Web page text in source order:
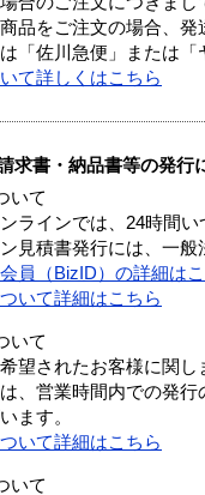
品をご注文の場合、発
「佐川急便」または「
て詳しくはこちら
求書・納品書等の発行
いて
ラインでは、24時間
見積書発行には、一般
員（BizID）の詳細は
いて詳細はこちら
いて
望されたお客様に関し
、営業時間内での発
ます。
いて詳細はこちら
いて